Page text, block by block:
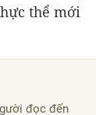
thể mới
đọc đến